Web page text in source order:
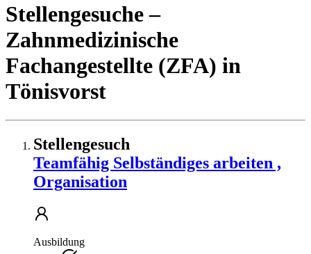
Stellengesuche–
Zahnmedizinische
Fachangestellte (ZFA) in
Tönisvorst
Stellengesuch
Teamfähig Selbständiges arbeiten ,
Organisation
Ausbildung